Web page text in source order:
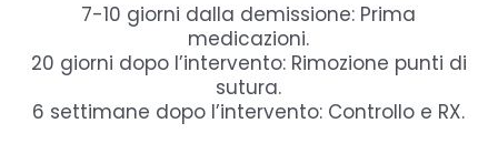
7-10 giorni dalla demissione: Prima
medicazioni.
20 giorni dopo l’intervento: Rimozione punti di
sutura.
6 settimane dopo l’intervento: Controllo e RX.